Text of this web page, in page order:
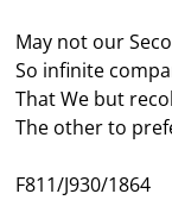
May not our
So infinite
That We but
The other to
F811/J930/1864